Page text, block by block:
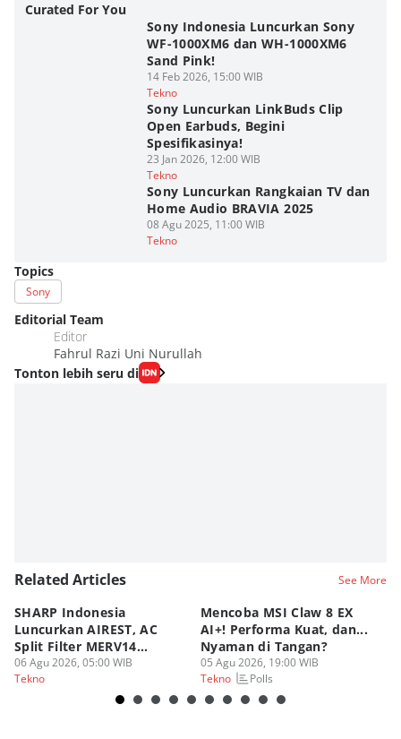
Curated For You
Sony Indonesia Luncurkan Sony
WF-1000XM6 dan WH-1000XM6
Sand Pink!
14 Feb 2026, 15:00 WIB
Tekno
Sony Luncurkan LinkBuds Clip
Open Earbuds, Begini
Spesifikasinya!
23 Jan 2026, 12:00 WIB
Tekno
Sony Luncurkan Rangkaian TV dan
Home Audio BRAVIA 2025
08 Agu 2025, 11:00 WIB
Tekno
Topics
Sony
Editorial Team
Editor
Fahrul Razi Uni Nurullah
Tonton lebih seru di
Related Articles See More
SHARP Indonesia
Luncurkan AIREST, AC
Split Filter MERV14
Perdana!
06 Agu 2026, 05:00 WIB
Tekno
Mencoba MSI Claw 8 EX
AI+! Performa Kuat, dan...
Nyaman di Tangan?
05 Agu 2026, 19:00 WIB
Tekno
Polls